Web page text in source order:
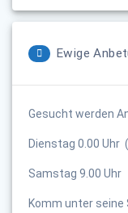
Ewige
Gesucht werden
Dienstag 0.00
Samstag 9.00 Uhr
Komm unter